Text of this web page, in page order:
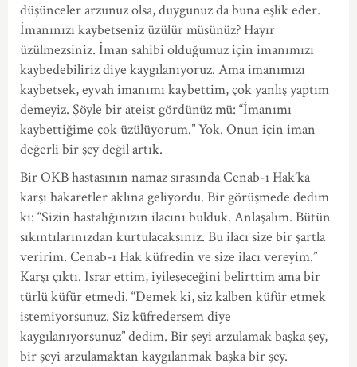
düşünceler arzunuz olsa, duygunuz da buna eşlik eder.
İmanınızı kaybetseniz üzülür müsünüz? Hayır
üzülmezsiniz. İman sahibi olduğumuz için imanımızı
kaybedebiliriz diye kaygılanıyoruz. Ama imanımızı
kaybetsek, eyvah imanımı kaybettim, çok yanlış yaptım
demeyiz. Şöyle bir ateist gördünüz mü: “İmanımı
kaybettiğime çok üzülüyorum.” Yok. Onun için iman
değerli bir şey değil artık.
Bir OKB hastasının namaz sırasında Cenab-ı Hak’ka
karşı hakaretler aklına geliyordu. Bir görüşmede dedim
ki: “Sizin hastalığınızın ilacını bulduk. Anlaşalım. Bütün
sıkıntılarınızdan kurtulacaksınız. Bu ilacı size bir şartla
veririm. Cenab-ı Hak küfredin ve size ilacı vereyim.”
Karşı çıktı. Israr ettim, iyileşeceğini belirttim ama bir
türlü küfür etmedi. “Demek ki, siz kalben küfür etmek
istemiyorsunuz. Siz küfredersem diye
kaygılanıyorsunuz” dedim. Bir şeyi arzulamak başka şey,
bir şeyi arzulamaktan kaygılanmak başka bir şey.